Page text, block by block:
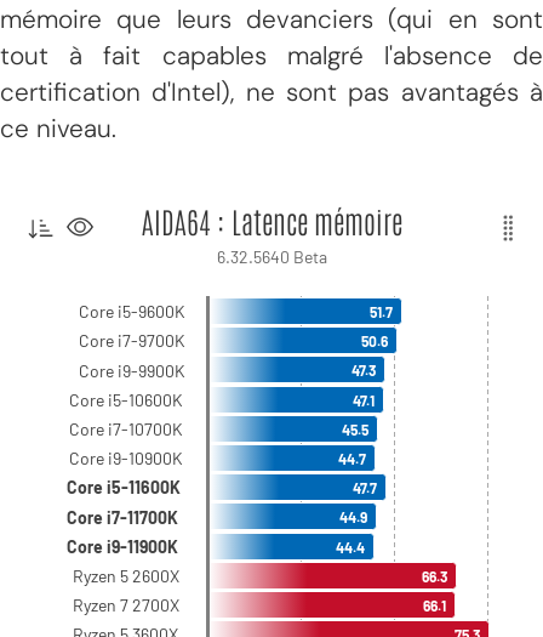
mémoire que leurs devanciers (qui en sont
tout à fait capables malgré l'absence de
certification d'Intel), ne sont pas avantagés à
ce niveau.